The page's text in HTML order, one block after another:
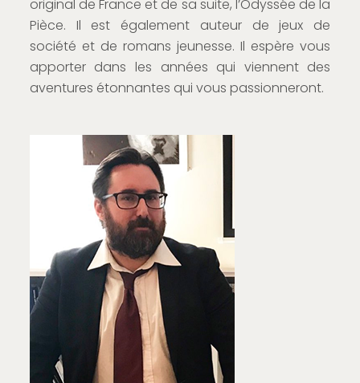
original de France et de sa suite, l’Odyssée de la
Pièce. Il est également auteur de jeux de
société et de romans jeunesse. Il espère vous
apporter dans les années qui viennent des
aventures étonnantes qui vous passionneront.